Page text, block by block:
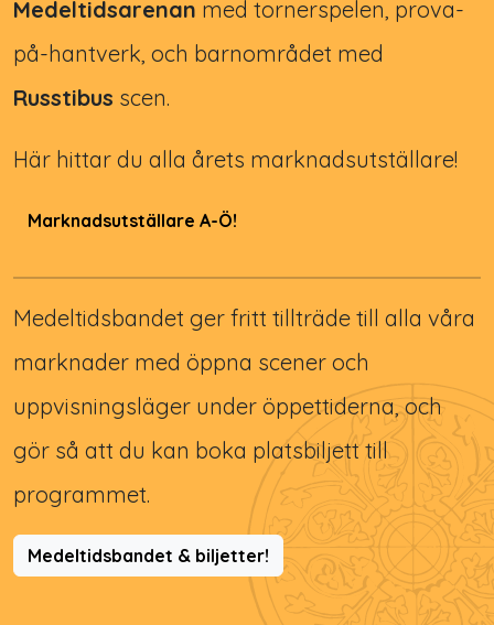
Medeltidsarenan med tornerspelen, prova-
på-hantverk, och barnområdet med
Russtibus scen.
Här hittar du alla årets marknadsutställare!
Marknadsutställare A-Ö!
Medeltidsbandet ger fritt tillträde till alla våra
marknader med öppna scener och
uppvisningsläger under öppettiderna, och
gör så att du kan boka platsbiljett till
programmet.
Medeltidsbandet & biljetter!